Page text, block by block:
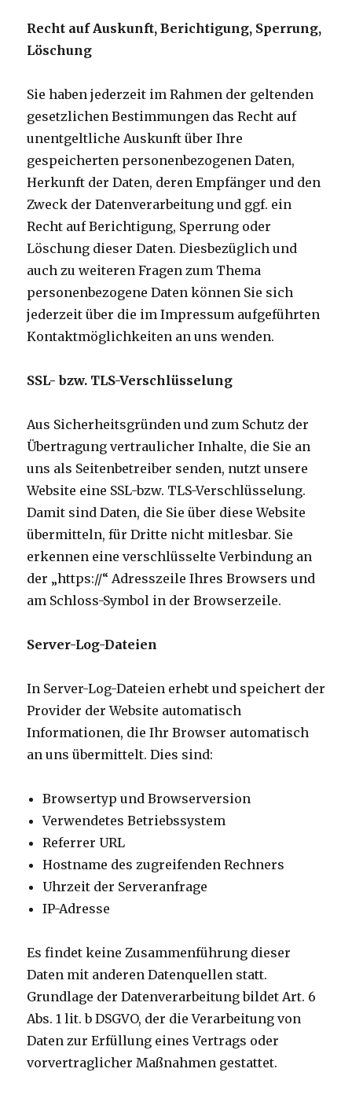
Recht auf Auskunft, Berichtigung, Sperrung,
Löschung
Sie haben jederzeit im Rahmen der geltenden
gesetzlichen Bestimmungen das Recht auf
unentgeltliche Auskunft über Ihre
gespeicherten personenbezogenen Daten,
Herkunft der Daten, deren Empfänger und den
Zweck der Datenverarbeitung und ggf. ein
Recht auf Berichtigung, Sperrung oder
Löschung dieser Daten. Diesbezüglich und
auch zu weiteren Fragen zum Thema
personenbezogene Daten können Sie sich
jederzeit über die im Impressum aufgeführten
Kontaktmöglichkeiten an uns wenden.
SSL- bzw. TLS-Verschlüsselung
Aus Sicherheitsgründen und zum Schutz der
Übertragung vertraulicher Inhalte, die Sie an
uns als Seitenbetreiber senden, nutzt unsere
Website eine SSL-bzw. TLS-Verschlüsselung.
Damit sind Daten, die Sie über diese Website
übermitteln, für Dritte nicht mitlesbar. Sie
erkennen eine verschlüsselte Verbindung an
der „https://“ Adresszeile Ihres Browsers und
am Schloss-Symbol in der Browserzeile.
Server-Log-Dateien
In Server-Log-Dateien erhebt und speichert der
Provider der Website automatisch
Informationen, die Ihr Browser automatisch
an uns übermittelt. Dies sind:
Browsertyp und Browserversion
Verwendetes Betriebssystem
Referrer URL
Hostname des zugreifenden Rechners
Uhrzeit der Serveranfrage
IP-Adresse
Es findet keine Zusammenführung dieser
Daten mit anderen Datenquellen statt.
Grundlage der Datenverarbeitung bildet Art. 6
Abs. 1 lit. b DSGVO, der die Verarbeitung von
Daten zur Erfüllung eines Vertrags oder
vorvertraglicher Maßnahmen gestattet.